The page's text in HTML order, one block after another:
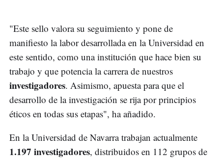
"Este sello valora su seguimiento y pone de
manifiesto la labor desarrollada en la Universidad en
este sentido, como una institución que hace bien su
trabajo y que potencia la carrera de nuestros
investigadores. Asimismo, apuesta para que el
desarrollo de la investigación se rija por principios
éticos en todas sus etapas", ha añadido.
En la Universidad de Navarra trabajan actualmente
1.197 investigadores, distribuidos en 112 grupos de